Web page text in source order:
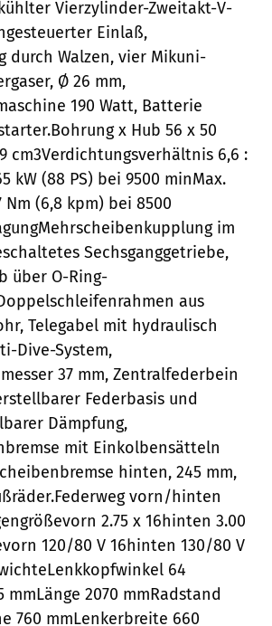
Vierzylinder-Zweitakt-V-
Einlaß,
durch Walzen, vier Mikuni-
Ø 26 mm,
190 Watt, Batterie
x Hub 56 x 50
cm3Verdichtungsverhältnis 6,6 :
kW (88 PS) bei 9500 minMax.
(6,8 kpm) bei 8500
im
Sechsganggetriebe,
über O-Ring-
aus
Telegabel mit hydraulisch
Dive-System,
37 mm, Zentralfederbein
Federbasis und
Dämpfung,
mit Einkolbensätteln
hinten, 245 mm,
vorn/hinten
2.75 x 16hinten 3.00
120/80 V 16hinten 130/80 V
64
mmLänge 2070 mmRadstand
760 mmLenkerbreite 660